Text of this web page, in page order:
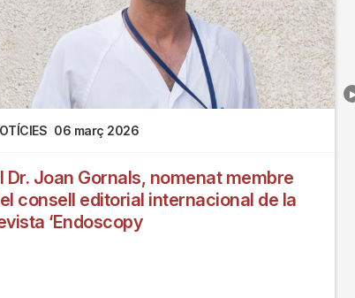
06 març 2026
Dr. Joan Gornals, nomenat membre
consell editorial internacional de la
‘Endoscopy